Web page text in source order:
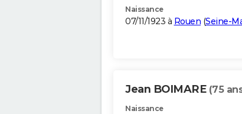
Naissance
07/11/1923 à Rouen (Seine-
Jean BOIMARE (75
Naissance